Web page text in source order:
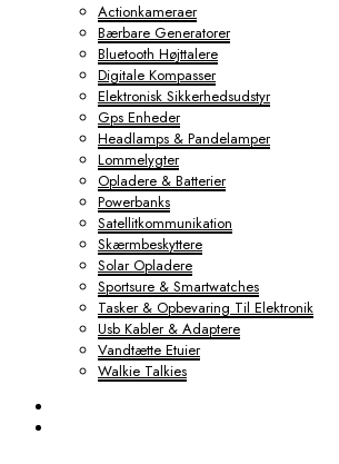
Actionkameraer
Bærbare Generatorer
Bluetooth Højttalere
Digitale Kompasser
Elektronisk Sikkerhedsudstyr
Gps Enheder
Headlamps & Pandelamper
Lommelygter
Opladere & Batterier
Powerbanks
Satellitkommunikation
Skærmbeskyttere
Solar Opladere
Sportsure & Smartwatches
Tasker & Opbevaring Til Elektronik
Usb Kabler & Adaptere
Vandtætte Etuier
Walkie Talkies